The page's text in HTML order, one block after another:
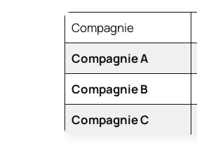
Compagnie
Compagnie A
Compagnie B
Compagnie C